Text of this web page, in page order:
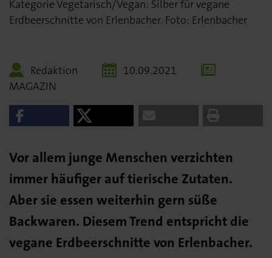
Kategorie Vegetarisch/Vegan: Silber für vegane
Erdbeerschnitte von Erlenbacher. Foto: Erlenbacher
Redaktion
10.09.2021
MAGAZIN
Vor allem junge Menschen verzichten
immer häufiger auf tierische Zutaten.
Aber sie essen weiterhin gern süße
Backwaren. Diesem Trend entspricht die
vegane Erdbeerschnitte von Erlenbacher.